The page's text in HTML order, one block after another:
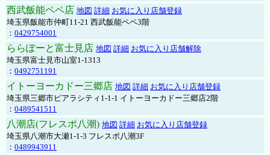
西武飯能ペペ店 地図 詳細 お気に入り店舗登録
埼玉県飯能市仲町11-21 西武飯能ペペ3階
： 0429754001
ららぽーと富士見店 地図 詳細 お気に入り店舗解除
埼玉県富士見市山室1-1313
： 0492751191
イトーヨーカドー三郷店 地図 詳細 お気に入り店舗登録
埼玉県三郷市ピアラシティ1-1-1 イトーヨーカドー三郷店2階
： 0489541511
八潮店(フレスポ八潮) 地図 詳細 お気に入り店舗登録
埼玉県八潮市大瀬1-1-3 フレスポ八潮3F
： 0489943911